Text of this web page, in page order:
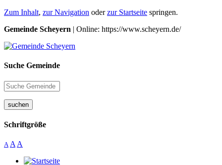
Zum Inhalt, zur Navigation oderzur Startseite springen.
Gemeinde Scheyern | Online: https://www.scheyern.de/
Suche Gemeinde
suchen
Schriftgröße
A A A